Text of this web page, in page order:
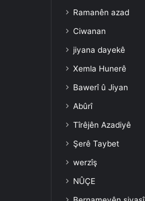
Ramanên azad
Ciwanan
jiyana dayekê
Xemla Hunerê
Bawerî û Jiyan
Abûrî
Tîrêjên Azadiyê
Şerê Taybet
werzîş
NÛÇE